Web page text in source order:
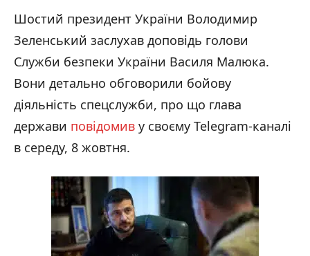
Шостий президент України Володимир
Зеленський заслухав доповідь голови
Служби безпеки України Василя Малюка.
Вони детально обговорили бойову
діяльність спецслужби, про що глава
держави повідомив у своєму Telegram-каналі
в середу, 8 жовтня.